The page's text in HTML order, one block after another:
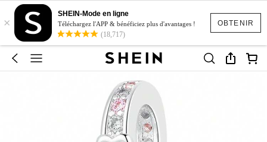
OBTENIR
×
SHEIN-Mode en ligne
Téléchargez l'APP & bénéficiez plus d'avantages !
(18,717)